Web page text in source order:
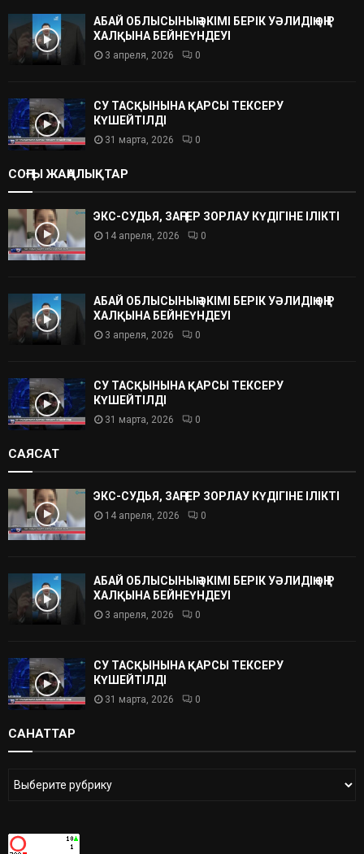
АБАЙ ОБЛЫСЫНЫҢ ӘКІМІ БЕРІК УӘЛИДІҢ ӨҢІР
ХАЛҚЫНА БЕЙНЕҮНДЕУІ
3 апреля, 2026 0
СУ ТАСҚЫНЫНА ҚАРСЫ ТЕКСЕРУ
КҮШЕЙТІЛДІ
31 марта, 2026 0
СОҢҒЫ ЖАҢАЛЫҚТАР
ЭКС-СУДЬЯ, ЗАҢГЕР ЗОРЛАУ КҮДІГІНЕ ІЛІКТІ
14 апреля, 2026 0
АБАЙ ОБЛЫСЫНЫҢ ӘКІМІ БЕРІК УӘЛИДІҢ ӨҢІР
ХАЛҚЫНА БЕЙНЕҮНДЕУІ
3 апреля, 2026 0
СУ ТАСҚЫНЫНА ҚАРСЫ ТЕКСЕРУ
КҮШЕЙТІЛДІ
31 марта, 2026 0
САЯСАТ
ЭКС-СУДЬЯ, ЗАҢГЕР ЗОРЛАУ КҮДІГІНЕ ІЛІКТІ
14 апреля, 2026 0
АБАЙ ОБЛЫСЫНЫҢ ӘКІМІ БЕРІК УӘЛИДІҢ ӨҢІР
ХАЛҚЫНА БЕЙНЕҮНДЕУІ
3 апреля, 2026 0
СУ ТАСҚЫНЫНА ҚАРСЫ ТЕКСЕРУ
КҮШЕЙТІЛДІ
31 марта, 2026 0
САНАТТАР